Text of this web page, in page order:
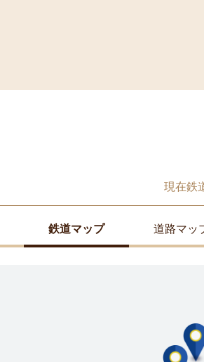
現在鉄
鉄道マップ 道路マッ